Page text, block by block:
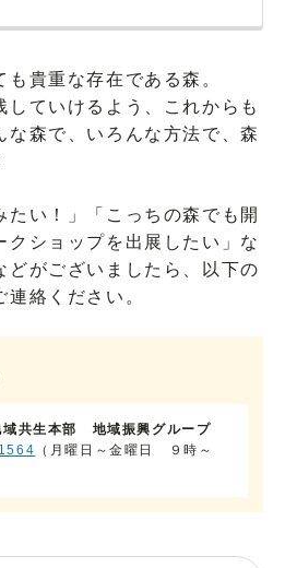
貴重な存在である森。
していけるよう、これからも
な森で、いろんな方法で、森
たい！」「こっちの森でも開
クショップを出展したい」な
どがございましたら、以下の
絡ください。
共生本部 地域振興グループ
（月曜日～金曜日 ９時～